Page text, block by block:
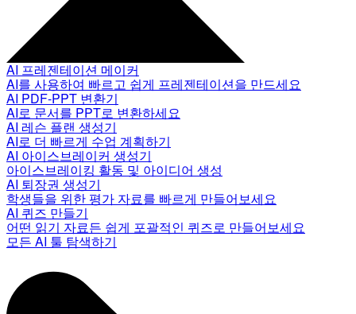
AI 프레젠테이션 메이커
AI를 사용하여 빠르고 쉽게 프레젠테이션을 만드세요
AI PDF-PPT 변환기
AI로 문서를 PPT로 변환하세요
AI 레슨 플랜 생성기
AI로 더 빠르게 수업 계획하기
AI 아이스브레이커 생성기
아이스브레이킹 활동 및 아이디어 생성
AI 퇴장권 생성기
학생들을 위한 평가 자료를 빠르게 만들어보세요
AI 퀴즈 만들기
어떤 읽기 자료든 쉽게 포괄적인 퀴즈로 만들어보세요
모든 AI 툴 탐색하기